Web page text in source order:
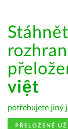
việt
potřebujete jiný
PŘELOŽENÉ